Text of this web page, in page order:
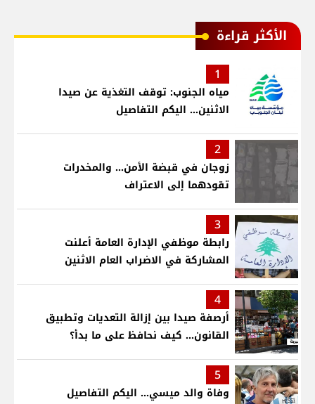
الأكثر قراءة
1
مياه الجنوب: توقف التغذية عن صيدا
الاثنين... اليكم التفاصيل
2
زوجان في قبضة الأمن... والمخدرات
تقودهما إلى الاعتراف
3
رابطة موظفي الإدارة العامة أعلنت
المشاركة في الاضراب العام الاثنين
4
أرصفة صيدا بين إزالة التعديات وتطبيق
القانون... كيف نحافظ على ما بدأ؟
5
وفاة والد ميسي... اليكم التفاصيل